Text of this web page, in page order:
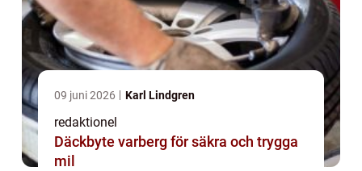
09 juni 2026 Karl Lindgren
redaktionel
Däckbyte varberg för säkra och trygga
mil